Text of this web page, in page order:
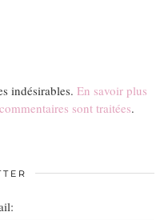
indésirables. En savoir plus
sont traitées.